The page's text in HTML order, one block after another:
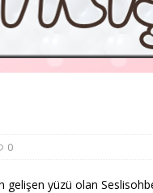
0
gelişen yüzü olan